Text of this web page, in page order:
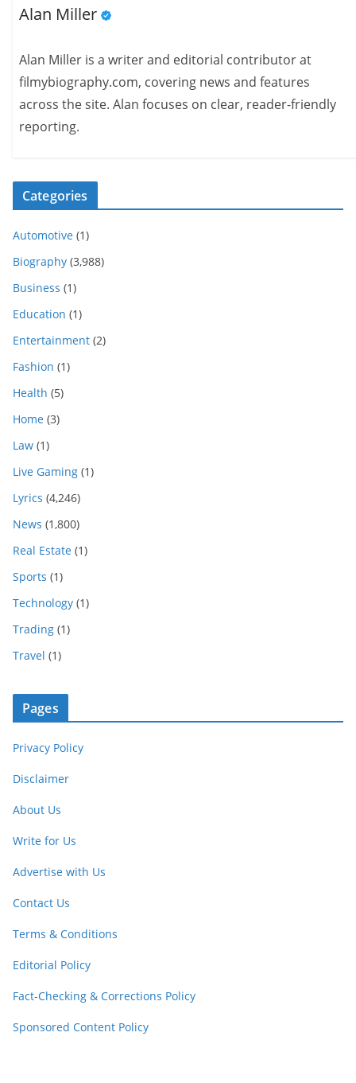
Alan Miller
Alan Miller is a writer and editorial contributor at
filmybiography.com, covering news and features
across the site. Alan focuses on clear, reader-friendly
reporting.
Categories
Automotive (1)
Biography (3,988)
Business (1)
Education (1)
Entertainment (2)
Fashion (1)
Health (5)
Home (3)
Law (1)
Live Gaming (1)
Lyrics (4,246)
News (1,800)
Real Estate (1)
Sports (1)
Technology (1)
Trading (1)
Travel (1)
Pages
Privacy Policy
Disclaimer
About Us
Write for Us
Advertise with Us
Contact Us
Terms & Conditions
Editorial Policy
Fact-Checking & Corrections Policy
Sponsored Content Policy